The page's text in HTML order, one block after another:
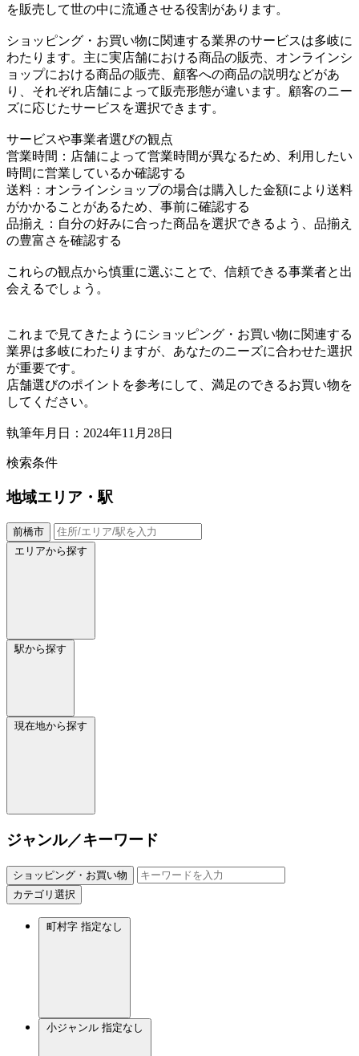
を販売して世の中に流通させる役割があります。
ショッピング・お買い物に関連する業界のサービスは多岐に
わたります。主に実店舗における商品の販売、オンラインシ
ョップにおける商品の販売、顧客への商品の説明などがあ
り、それぞれ店舗によって販売形態が違います。顧客のニー
ズに応じたサービスを選択できます。
サービスや事業者選びの観点
営業時間：店舗によって営業時間が異なるため、利用したい
時間に営業しているか確認する
送料：オンラインショップの場合は購入した金額により送料
がかかることがあるため、事前に確認する
品揃え：自分の好みに合った商品を選択できるよう、品揃え
の豊富さを確認する
これらの観点から慎重に選ぶことで、信頼できる事業者と出
会えるでしょう。
これまで見てきたようにショッピング・お買い物に関連する
業界は多岐にわたりますが、あなたのニーズに合わせた選択
が重要です。
店舗選びのポイントを参考にして、満足のできるお買い物を
してください。
執筆年月日：2024年11月28日
検索条件
地域エリア・駅
前橋市
エリアから探す
駅から探す
現在地から探す
ジャンル／キーワード
ショッピング・お買い物
カテゴリ選択
町村字 指定なし
小ジャンル 指定なし